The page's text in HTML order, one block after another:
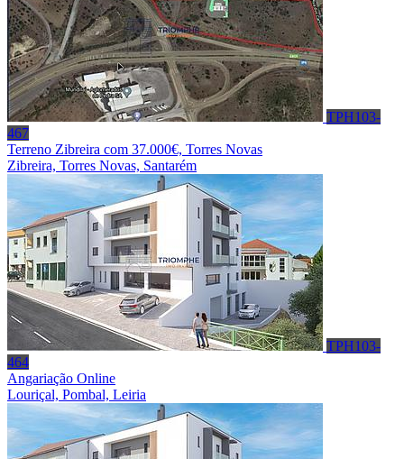
TPH103-
467
Terreno Zibreira com 37.000€, Torres Novas
Zibreira, Torres Novas, Santarém
TPH103-
464
Angariação Online
Louriçal, Pombal, Leiria